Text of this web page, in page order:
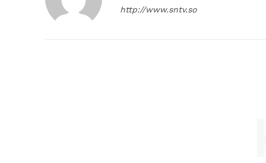
http://www.sntv.so